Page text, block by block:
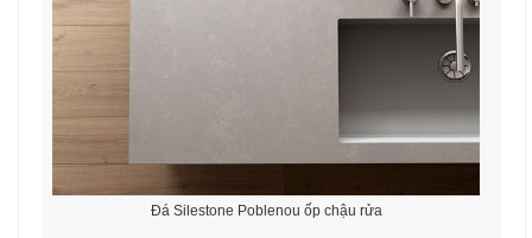
Đá Silestone Poblenou ốp chậu rửa